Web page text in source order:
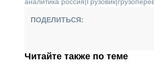
ПОДЕЛИТЬСЯ:
Читайте также по теме